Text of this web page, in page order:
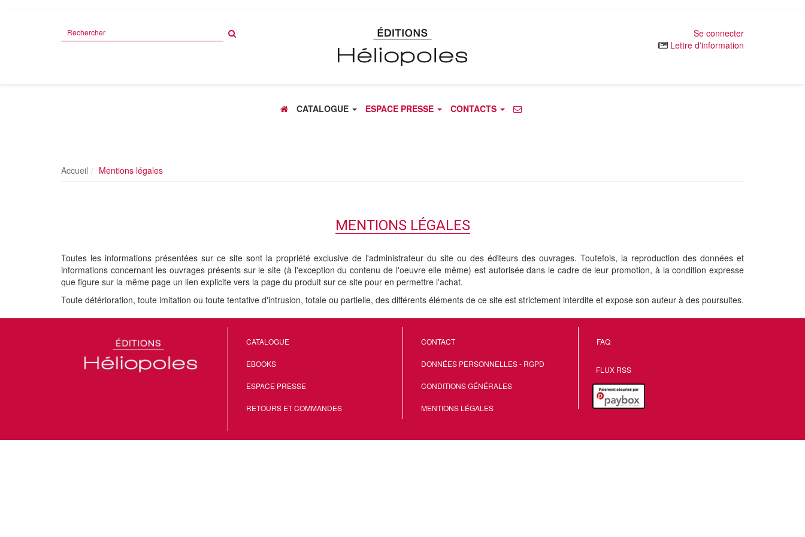
sur
Se connecter
Lettre d'information
CATALOGUE ESPACE PRESSE CONTACTS
Accueil Mentions légales
MENTIONS LÉGALES
Toutes les informations présentées sur ce site sont la propriété exclusive de l'administrateur du site ou des éditeurs des ouvrages. Toutefois, la reproduction des données et
informations concernant les ouvrages présents sur le site (à l'exception du contenu de l'oeuvre elle même) est autorisée dans le cadre de leur promotion, à la condition expresse
que figure sur la même page un lien explicite vers la page du produit sur ce site pour en permettre l'achat.
Toute détérioration, toute imitation ou toute tentative d'intrusion, totale ou partielle, des différents éléments de ce site est strictement interdite et expose son auteur à des poursuites.
CATALOGUE
EBOOKS
ESPACE PRESSE
RETOURS ET COMMANDES
CONTACT
DONNÉES PERSONNELLES - RGPD
CONDITIONS GÉNÉRALES
MENTIONS LÉGALES
FAQ
FLUX RSS